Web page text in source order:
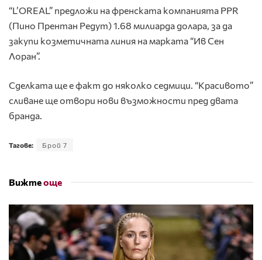
“L’OREAL” предложи на френската компанията PPR
(Пино Прентан Редут) 1.68 милиарда долара, за да
закупи козметичната линия на марката “Ив Сен
Лоран”.
Сделката ще е факт до няколко седмици. “Красивото”
сливане ще отвори нови възможности пред двата
бранда.
Тагове: Брой 7
Вижтеоще